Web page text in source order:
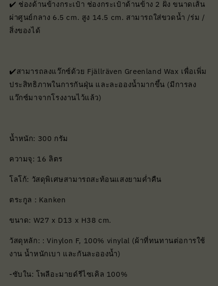
✔️ ช่องด้านข้างกระเป๋า ช่องกระเป๋าด้านข้าง 2 ฝั่ง ขนาดเส้น
ผ่าศูนย์กลาง 6.5 cm. สูง 14.5 cm. สามารถใส่ขวดน้ำ /ร่ม /
สิ่งของได้
✔️สามารถลงแว๊กซ์ด้วย Fjällräven Greenland Wax เพื่อเพิ่ม
ประสิทธิภาพในการกันฝุ่น และละอองน้ำมากขึ้น (มีการลง
แว๊กซ์มาจากโรงงานไว้แล้ว)
น้ำหนัก: 300 กรัม
ความจุ: 16 ลิตร
โลโก้: วัสดุพิเศษสามารถสะท้อนแสงยามค่ำคืน
ตระกูล : Kanken
ขนาด: W27 x D13 x H38 cm.
วัสดุหลัก: : Vinylon F, 100% vinylal (ผ้าที่ทนทานต่อการใช้
งาน น้ำหนักเบา และกันละอองน้ำ)
-ซับใน: โพลีอะมายด์รีไซเคิล 100%